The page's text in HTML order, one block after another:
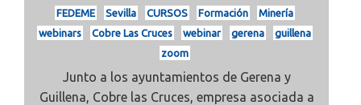
FEDEME Sevilla CURSOS Formación
Minería
webinars
Cobre Las Cruces webinar gerena
guillena
zoom
Junto a los ayuntamientos de Gerena y
Guillena, Cobre las Cruces, empresa asociada a